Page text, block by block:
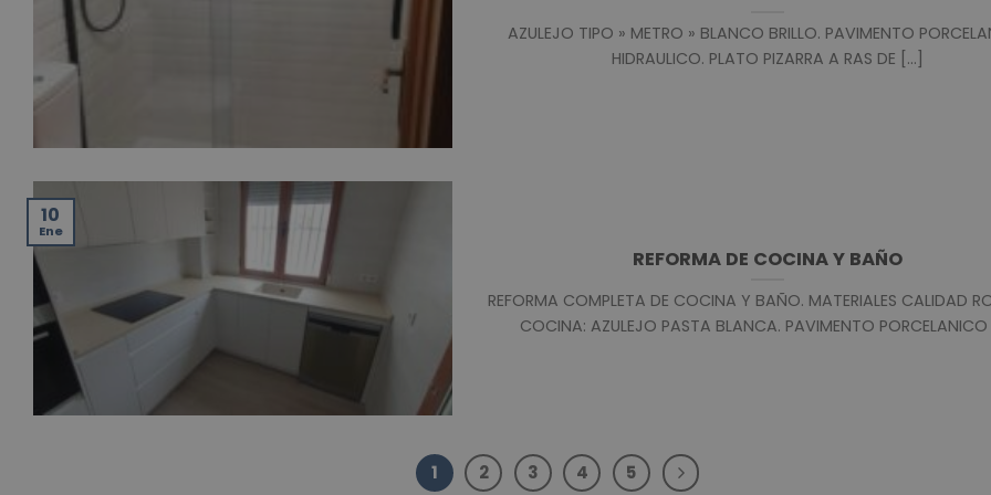
AZULEJO TIPO » METRO » BLANCO BRILLO. PAVIMENTO
HIDRAULICO. PLATO PIZARRA A RAS DE [...]
REFORMA DE COCINA Y BAÑO
REFORMA COMPLETA DE COCINA Y BAÑO. MATERIALES CALIDAD
COCINA: AZULEJO PASTA BLANCA. PAVIMENTO PORCELANICO
10
Ene
1 2 3 4 5